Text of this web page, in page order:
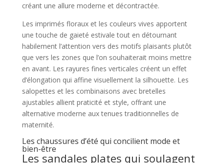
créant une allure moderne et décontractée.
Les imprimés floraux et les couleurs vives apportent
une touche de gaieté estivale tout en détournant
habilement l’attention vers des motifs plaisants plutôt
que vers les zones que l’on souhaiterait moins mettre
en avant. Les rayures fines verticales créent un effet
d’élongation qui affine visuellement la silhouette. Les
salopettes et les combinaisons avec bretelles
ajustables allient praticité et style, offrant une
alternative moderne aux tenues traditionnelles de
maternité.
Les chaussures d’été qui concilient mode et
bien-être
Les sandales plates qui soulagent